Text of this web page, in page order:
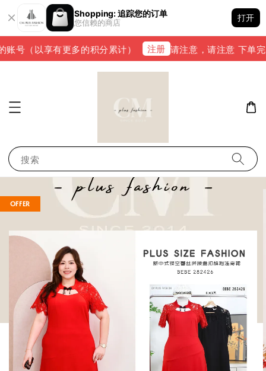
Shopping: 追踪您的订单
您信赖的商店
打开
号（以享有更多的积分累计） 注册 请注意，请注意 下单完
搜索
OFFER